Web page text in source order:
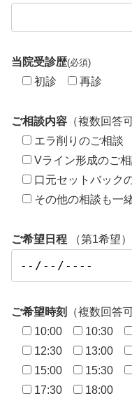
当院受診歴(必須)
初診 再診
ご相談内容 （複数回答
エラ削りのご相談
Vライン形成のご
口元セットバック
その他の相談も一
ご希望日程 （第1希望）
ご希望時刻 （複数回答
10:00 10:30
12:30
13:00
15:00
15:30
17:30
18:00